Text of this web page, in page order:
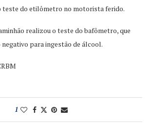
teste do etilômetro no motorista ferido.
realizou o teste do bafômetro, que
para ingestão de álcool.
1